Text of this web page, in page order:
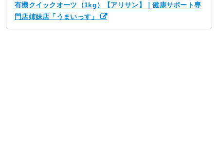
有機クイックオーツ（1kg）【アリサン】｜健康サポート専
門店姉妹店「うまいっす」